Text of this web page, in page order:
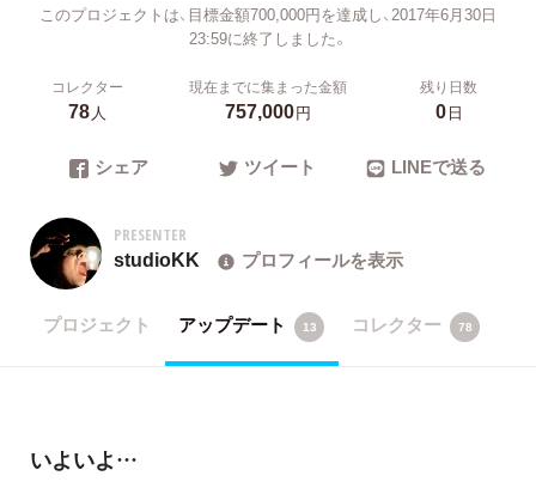
このプロジェクトは、目標金額700,000円を達成し、2017年6月30日
23:59に終了しました。
コレクター
78人
現在までに集まった金額
757,000円
残り日数
0日
シェア ツイート LINEで送る
PRESENTER
studioKK プロフィールを表示
プロジェクト アップデート 13 コレクター 78
いよいよ…